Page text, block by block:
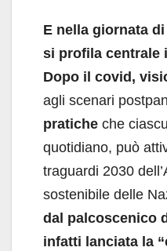
E nella giornata
si profila centrale
Dopo il covid,
agli scenari
pratiche che
quotidiano, può
traguardi 2030
sostenibile delle
dal palcoscenico
infatti lanciata la